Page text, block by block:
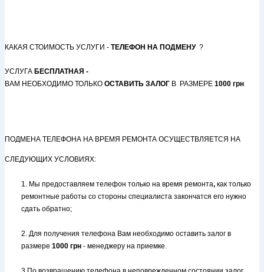
КАКАЯ СТОИМОСТЬ УСЛУГИ - ТЕЛЕФОН НА ПОДМЕНУ?
УСЛУГА БЕСПЛАТНАЯ -
ВАМ НЕОБХОДИМО ТОЛЬКО ОСТАВИТЬ ЗАЛОГ В РАЗМЕРЕ 1000 грн
ПОДМЕНА ТЕЛЕФОНА НА ВРЕМЯ РЕМОНТА ОСУЩЕСТВЛЯЕТСЯ НА
СЛЕДУЮЩИХ УСЛОВИЯХ:
1. Мы предоставляем телефон только на время ремонта, как только
ремонтные работы со стороны специалиста закончатся его нужно
сдать обратно;
2. Для получения телефона Вам необходимо оставить залог в
размере 1000 грн - менеджеру на приемке.